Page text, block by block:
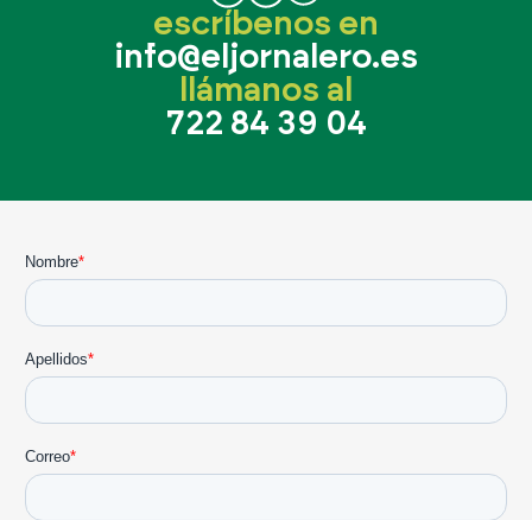
escríbenos en
info@eljornalero.es
llámanos al
722 84 39 04